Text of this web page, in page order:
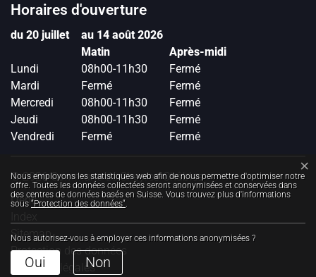
Horaires d'ouverture
du 20 juillet
au 14 août 2026
Matin
Après-midi
Lundi
08h00-11h30
Fermé
Mardi
Fermé
Fermé
Mercredi
08h00-11h30
Fermé
Jeudi
08h00-11h30
Fermé
Vendredi
Fermé Fermé
© 2026 Commune de Cheyres-Châbles
Liens
Sitemap
Protection des données
Mentions légales
Statistiques web
Nous employons les statistiques web afin de nous permettre d'optimiser notre
offre. Toutes les données collectées seront anonymisées et conservées dans
des centres de données basés en Suisse. Vous trouvez plus d'informations
sous “Protection des données“.
Nous autorisez-vous à employer ces informations anonymisées ?
Oui Non
×